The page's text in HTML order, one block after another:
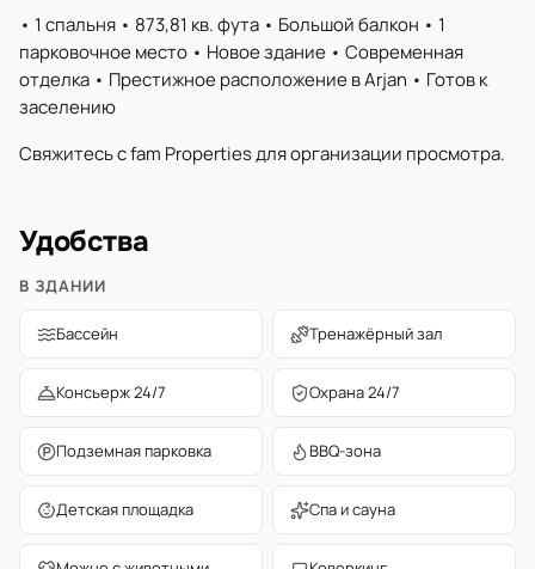
• 1 спальня • 873,81 кв. фута • Большой балкон • 1
парковочное место • Новое здание • Современная
отделка • Престижное расположение в Arjan • Готов к
заселению
Свяжитесь с fam Properties для организации просмотра.
Удобства
В ЗДАНИИ
Бассейн Тренажёрный зал
Консьерж 24/7 Охрана 24/7
Подземная парковка BBQ-зона
Детская площадка Спа и сауна